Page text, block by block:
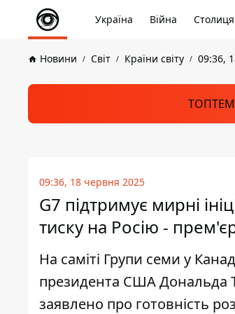
Україна Війна Столиця
Новини Світ Країни світу 09:36,
09:36, 18 червня 2025
G7 підтримує мирні
тиску на Росію -
На саміті Групи семи у
президента США Дональда
заявлено про готовність